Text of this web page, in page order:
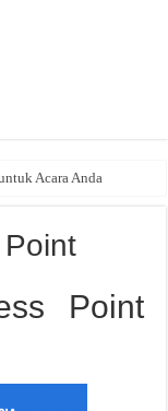
Acara Anda
Point